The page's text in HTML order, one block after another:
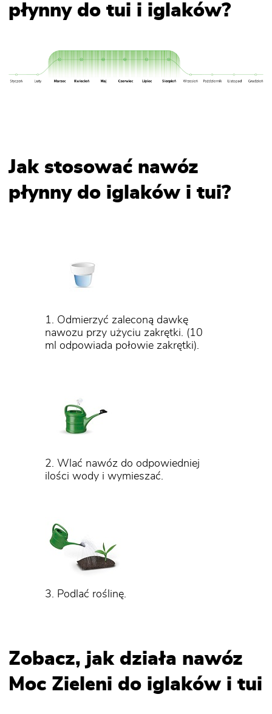
płynny do tui i iglaków?
Jak stosować nawóz
płynny do iglaków i tui?
1. Odmierzyć zaleconą dawkę
nawozu przy użyciu zakrętki. (10
ml odpowiada połowie zakrętki).
2. Wlać nawóz do odpowiedniej
ilości wody i wymieszać.
3. Podlać roślinę.
Zobacz, jak działa nawóz
Moc Zieleni do iglaków i tui